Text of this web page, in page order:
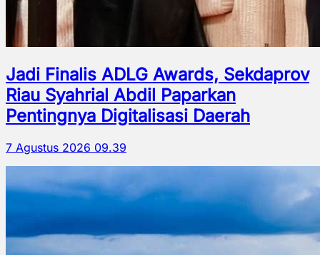
Jadi Finalis ADLG Awards, Sekdaprov
Riau Syahrial Abdil Paparkan
Pentingnya Digitalisasi Daerah
7 Agustus 2026 09.39